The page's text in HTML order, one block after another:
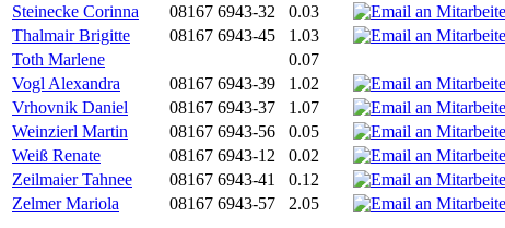
Steinecke Corinna
08167 6943-32 0.03
Thalmair Brigitte
08167 6943-45 1.03
Toth Marlene
0.07
Vogl Alexandra
08167 6943-39 1.02
Vrhovnik Daniel
08167 6943-37 1.07
Weinzierl Martin
08167 6943-56 0.05
Weiß Renate
08167 6943-12 0.02
Zeilmaier Tahnee
08167 6943-41 0.12
Zelmer Mariola
08167 6943-57 2.05